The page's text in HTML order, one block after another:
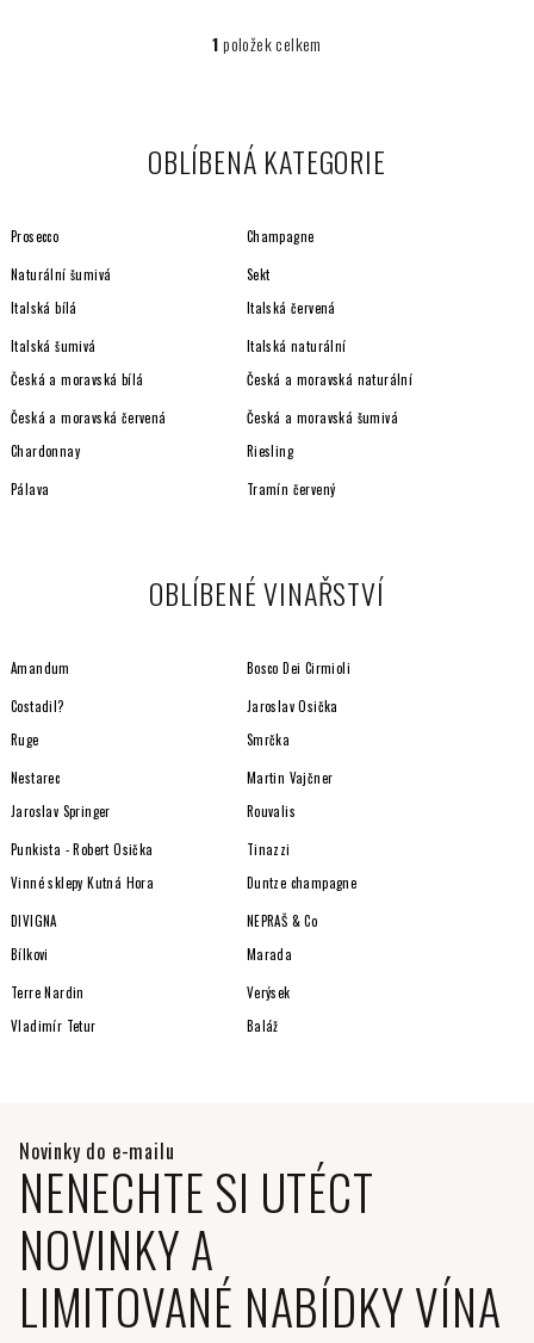
O
d
í
p
r
k
y
v
ý
p
i
1položek celkem
OBLÍBENÁ KATEGORIE
Prosecco Champagne
Naturální šumivá
Sekt
Italská bílá
Italská červená
Italská šumivá
Italská naturální
Česká a moravská bílá
Česká a moravská naturální
Česká a moravská červená
Česká a moravská šumivá
Chardonnay
Riesling
Pálava Tramín červený
OBLÍBENÉ VINAŘSTVÍ
Amandum Bosco Dei Cirmioli
Costadil?
Jaroslav Osička
Ruge
Smrčka
Nestarec
Martin Vajčner
Jaroslav Springer
Rouvalis
Punkista - Robert Osička
Tinazzi
Vinné sklepy Kutná Hora
Duntze champagne
DIVIGNA
NEPRAŠ & Co
Bílkovi
Marada
Terre Nardin
Verýsek
Vladimír Tetur
Baláž
NENECHTE SI UTÉCT
NOVINKY A
LIMITOVANÉ NABÍDKY VÍNA